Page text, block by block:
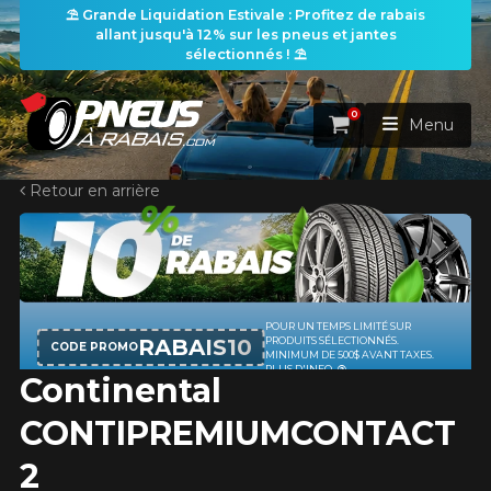
⛱️ Grande Liquidation Estivale : Profitez de rabais
allant jusqu'à 12% sur les pneus et jantes
sélectionnés ! ⛱️
ACCUEIL
PNEUS
RECHERCHE DE PNEUS VOIR TOUT
Rechercher par
Par dimensions
Recherche par dimensions
ROUES
RECHERCHE DE ROUES
ENSEMBLES
RECHERCHE D'ENSEMBLES
PROMOTIONS
Panier
0
Menu
Retour en arrière
Continental
CONTIPREMIUMCONTACT
2
CODE PROMORABAIS10
POUR UN TEMPS LIMITÉ SUR
PRODUITS SÉLECTIONNÉS.
MINIMUM DE 500$ AVANT TAXES.
PLUS D'INFO